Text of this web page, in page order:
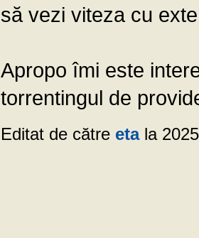
să vezi viteza cu
Apropo îmi este
torrentingul de
Editat de către etala